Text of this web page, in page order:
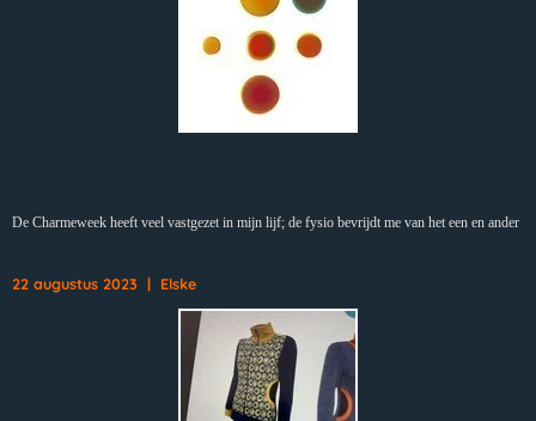
De Charmeweek heeft veel vastgezet in mijn lijf; de fysio bevrijdt me van het een en ander
22 augustus 2023 | Elske